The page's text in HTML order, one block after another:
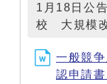
1月18日公
校 大規模改
一般競
認申請